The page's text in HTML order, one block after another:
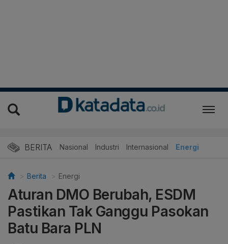
BERITA Nasional Industri Internasional Energi
Berita Energi
Aturan DMO Berubah, ESDM
Pastikan Tak Ganggu Pasokan
Batu Bara PLN